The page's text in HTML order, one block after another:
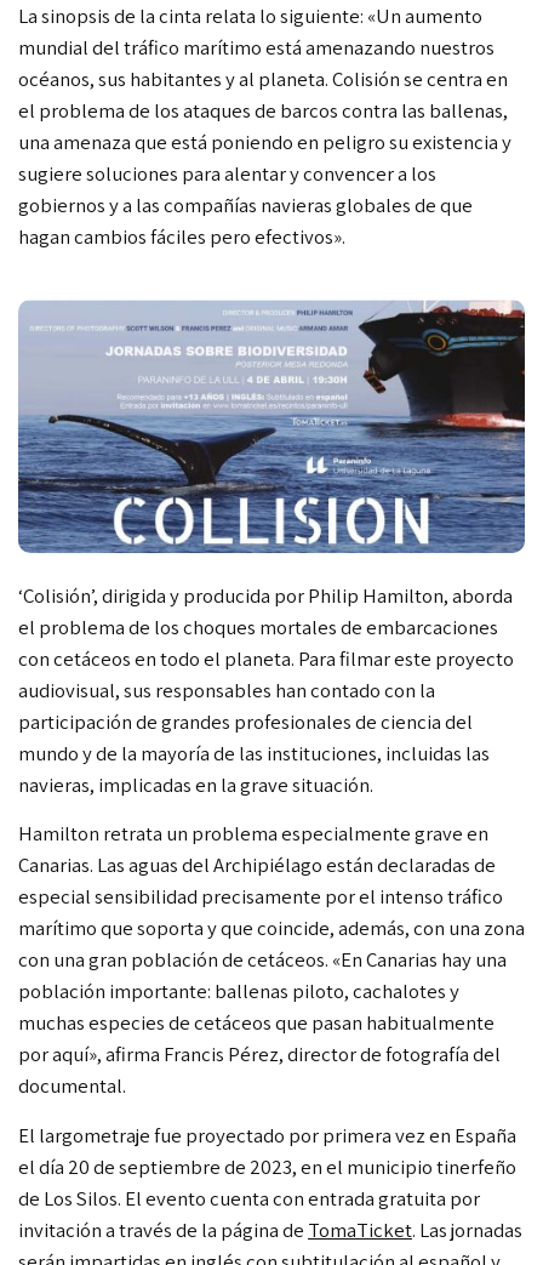
La sinopsis de la cinta relata lo siguiente: «Un aumento
mundial del tráfico marítimo está amenazando nuestros
océanos, sus habitantes y al planeta. Colisión se centra en
el problema de los ataques de barcos contra las ballenas,
una amenaza que está poniendo en peligro su existencia y
sugiere soluciones para alentar y convencer a los
gobiernos y a las compañías navieras globales de que
hagan cambios fáciles pero efectivos».
‘Colisión’, dirigida y producida por Philip Hamilton, aborda
el problema de los choques mortales de embarcaciones
con cetáceos en todo el planeta. Para filmar este proyecto
audiovisual, sus responsables han contado con la
participación de grandes profesionales de ciencia del
mundo y de la mayoría de las instituciones, incluidas las
navieras, implicadas en la grave situación.
Hamilton retrata un problema especialmente grave en
Canarias. Las aguas del Archipiélago están declaradas de
especial sensibilidad precisamente por el intenso tráfico
marítimo que soporta y que coincide, además, con una zona
con una gran población de cetáceos. «En Canarias hay una
población importante: ballenas piloto, cachalotes y
muchas especies de cetáceos que pasan habitualmente
por aquí», afirma Francis Pérez, director de fotografía del
documental.
El largometraje fue proyectado por primera vez en España
el día 20 de septiembre de 2023, en el municipio tinerfeño
de Los Silos. El evento cuenta con entrada gratuita por
invitación a través de la página de TomaTicket. Las jornadas